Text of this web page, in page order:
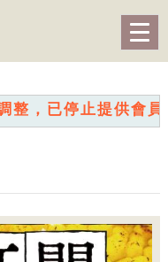
停止提供會員服務